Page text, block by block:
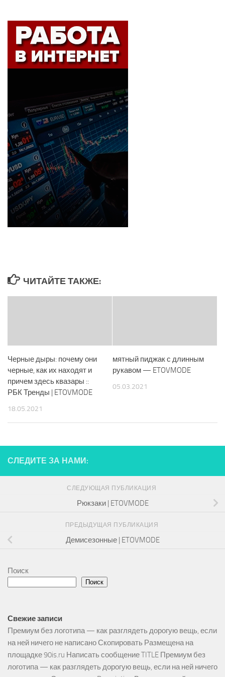
ЧИТАЙТЕ ТАКЖЕ:
Черные дыры: почему они
черные, как их находят и
причем здесь квазары ::
РБК Тренды | ETOVMODE
18.05.2021
мятный пиджак с длинным
рукавом — ETOVMODE
05.03.2021
СЛЕДИТЕ ЗА НАМИ:
СЛЕДУЮЩАЯ ПУБЛИКАЦИЯ
Рюкзаки | ETOVMODE
ПРЕДЫДУЩАЯ ПУБЛИКАЦИЯ
Демисезонные | ETOVMODE
Поиск
Поиск
Свежие записи
Премиум без логотипа — как разглядеть дорогую вещь, если
на ней ничего не написано Скопировать Размещена на
площадке 90is.ru Написать сообщение TITLE Премиум без
логотипа — как разглядеть дорогую вещь, если на ней ничего